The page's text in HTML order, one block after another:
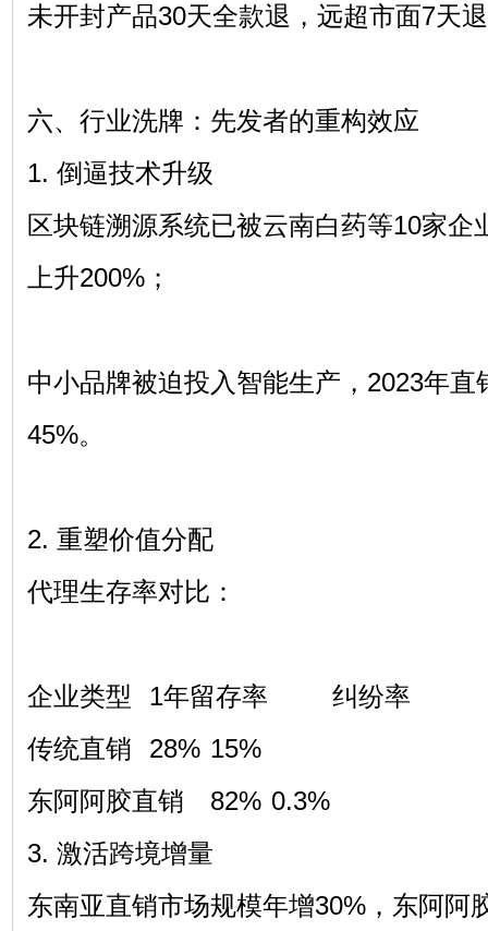
未开封产品30天全款退，远超市面7天
六、行业洗牌：先发者的重构效应
1. 倒逼技术升级
区块链溯源系统已被云南白药等10家企
上升200%；
中小品牌被迫投入智能生产，2023年直
45%。
2. 重塑价值分配
代理生存率对比：
企业类型 1年留存率
纠纷率
传统直销
28% 15%
东阿阿胶直销
82% 0.3%
3. 激活跨境增量
东南亚直销市场规模年增30%，东阿阿